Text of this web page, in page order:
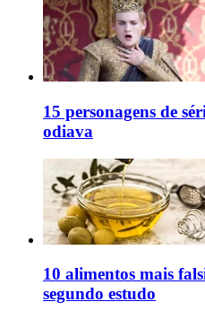
15 personagens de
odiava
10 alimentos mais
segundo estudo